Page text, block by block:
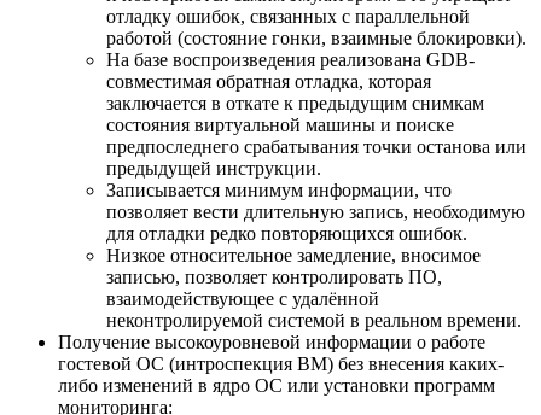
отладку ошибок, связанных с параллельной
работой (состояние гонки, взаимные блокировки).
На базе воспроизведения реализована GDB-
совместимая обратная отладка, которая
заключается в откате к предыдущим снимкам
состояния виртуальной машины и поиске
предпоследнего срабатывания точки останова или
предыдущей инструкции.
Записывается минимум информации, что
позволяет вести длительную запись, необходимую
для отладки редко повторяющихся ошибок.
Низкое относительное замедление, вносимое
записью, позволяет контролировать ПО,
взаимодействующее с удалённой
неконтролируемой системой в реальном времени.
Получение высокоуровневой информации о работе
гостевой ОС (интроспекция ВМ) без внесения каких-
либо изменений в ядро ОС или установки программ
мониторинга: